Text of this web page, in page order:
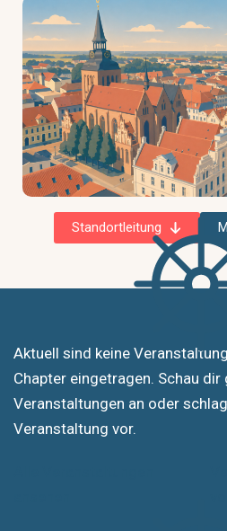
Standortleitung
Aktuell sind keine
Chapter eingetragen. Schau dir
Veranstaltungen an oder
Veranstaltung vor.